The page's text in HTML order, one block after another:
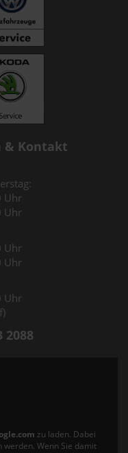
Kontakt
Uhr
Uhr
Uhr
Uhr
Uhr
2088
zu laden. Dabei
Wenn Sie damit